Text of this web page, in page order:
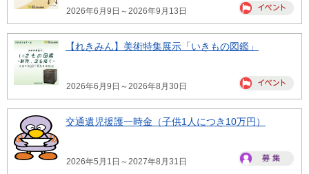
2026年6月9日～2026年9月13日
【れきみん】美術特集展示「いきもの図鑑」
2026年6月9日～2026年8月30日
交通遺児援護一時金（子供1人につき10万円）
2026年5月1日～2027年8月31日